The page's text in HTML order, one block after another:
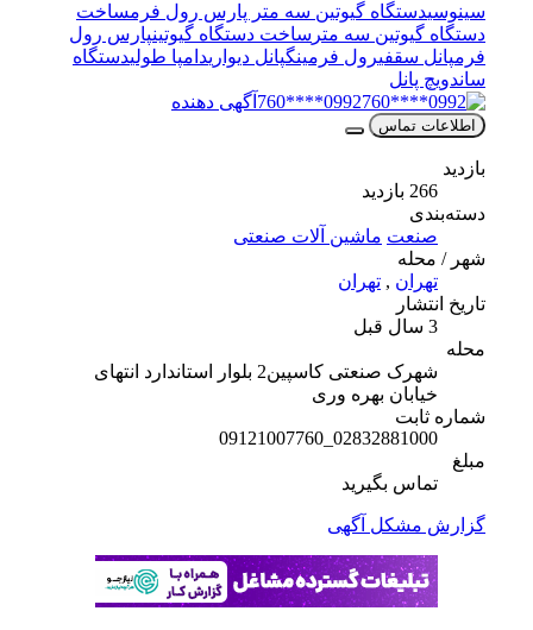
سینوسیدستگاه گیوتین سه متر پارس رول فرم ساخت
دستگاه گیوتین سه مترساخت دستگاه گیوتین پارس رول
پانل سقفی رول فرمینگپانل دیواری دامپا طولی دستگاه
ساندویچ پانل
0992****760
آگهی دهنده
اطلاعات تماس
دسته‌بندی
صنعت ماشین آلات صنعتی
شهر / محله
تهران,تهران
تاریخ انتشار
شهرک صنعتی کاسپین2 بلوار استاندارد انتهای
خیابان بهره وری
شماره ثابت
02832881000_09121007760
تماس بگیرید
گزارش مشکل آگهی